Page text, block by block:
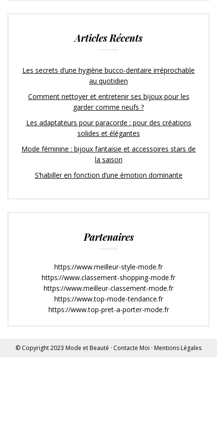
Articles Récents
Les secrets d’une hygiène bucco-dentaire irréprochable
au quotidien
Comment nettoyer et entretenir ses bijoux pour les
garder comme neufs ?
Les adaptateurs pour paracorde : pour des créations
solides et élégantes
Mode féminine : bijoux fantaisie et accessoires stars de
la saison
S’habiller en fonction d’une émotion dominante
Partenaires
https://www.meilleur-style-mode.fr
https://www.classement-shopping-mode.fr
https://www.meilleur-classement-mode.fr
https://www.top-mode-tendance.fr
https://www.top-pret-a-porter-mode.fr
© Copyright 2023 Mode et Beauté · Contacte Moi · Mentions Légales